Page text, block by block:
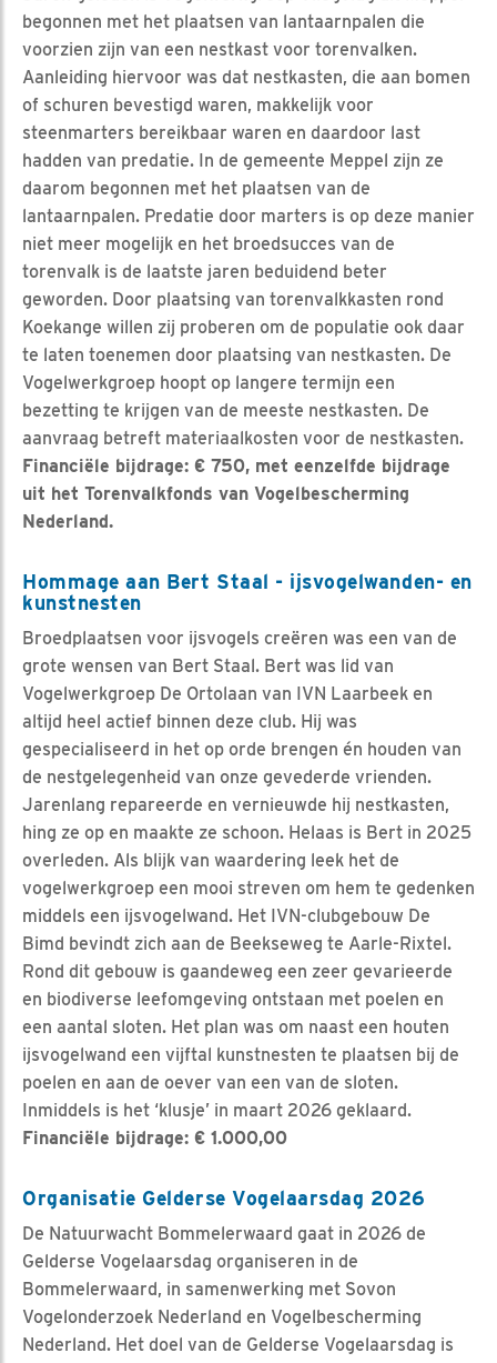
begonnen met het plaatsen van lantaarnpalen die
voorzien zijn van een nestkast voor torenvalken.
Aanleiding hiervoor was dat nestkasten, die aan bomen
of schuren bevestigd waren, makkelijk voor
steenmarters bereikbaar waren en daardoor last
hadden van predatie. In de gemeente Meppel zijn ze
daarom begonnen met het plaatsen van de
lantaarnpalen. Predatie door marters is op deze manier
niet meer mogelijk en het broedsucces van de
torenvalk is de laatste jaren beduidend beter
geworden. Door plaatsing van torenvalkkasten rond
Koekange willen zij proberen om de populatie ook daar
te laten toenemen door plaatsing van nestkasten. De
Vogelwerkgroep hoopt op langere termijn een
bezetting te krijgen van de meeste nestkasten. De
aanvraag betreft materiaalkosten voor de nestkasten.
Financiële bijdrage: € 750, met eenzelfde bijdrage
uit het Torenvalkfonds van Vogelbescherming
Nederland.
Hommage aan Bert Staal - ijsvogelwanden- en
kunstnesten
Broedplaatsen voor ijsvogels creëren was een van de
grote wensen van Bert Staal. Bert was lid van
Vogelwerkgroep De Ortolaan van IVN Laarbeek en
altijd heel actief binnen deze club. Hij was
gespecialiseerd in het op orde brengen én houden van
de nestgelegenheid van onze gevederde vrienden.
Jarenlang repareerde en vernieuwde hij nestkasten,
hing ze op en maakte ze schoon. Helaas is Bert in 2025
overleden. Als blijk van waardering leek het de
vogelwerkgroep een mooi streven om hem te gedenken
middels een ijsvogelwand. Het IVN-clubgebouw De
Bimd bevindt zich aan de Beekseweg te Aarle-Rixtel.
Rond dit gebouw is gaandeweg een zeer gevarieerde
en biodiverse leefomgeving ontstaan met poelen en
een aantal sloten. Het plan was om naast een houten
ijsvogelwand een vijftal kunstnesten te plaatsen bij de
poelen en aan de oever van een van de sloten.
Inmiddels is het ‘klusje’ in maart 2026 geklaard.
Financiële bijdrage: € 1.000,00
Organisatie Gelderse Vogelaarsdag 2026
De Natuurwacht Bommelerwaard gaat in 2026 de
Gelderse Vogelaarsdag organiseren in de
Bommelerwaard, in samenwerking met Sovon
Vogelonderzoek Nederland en Vogelbescherming
Nederland. Het doel van de Gelderse Vogelaarsdag is